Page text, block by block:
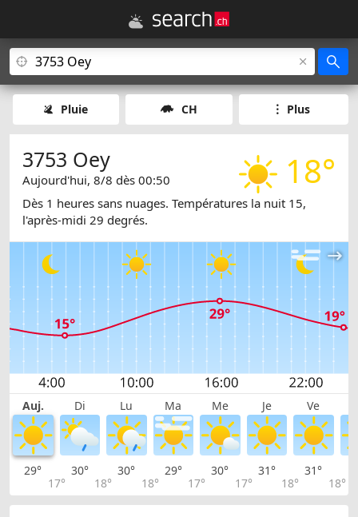
Pluie CH Plus
18°
3753 Oey
Aujourd'hui, 8/8 dès 00:50
Dès 1 heures sans nuages. Températures la nuit 15,
l'après-midi 29 degrés.
Auj. Di Lu Ma Me Je Ve
29°
17°
30°
18°
30°
18°
29°
17°
30°
17°
31°
18°
31°
18°